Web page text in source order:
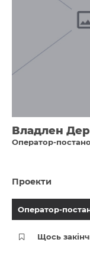
Владлен
Оператор-
Проекти
Оператор-
Щось